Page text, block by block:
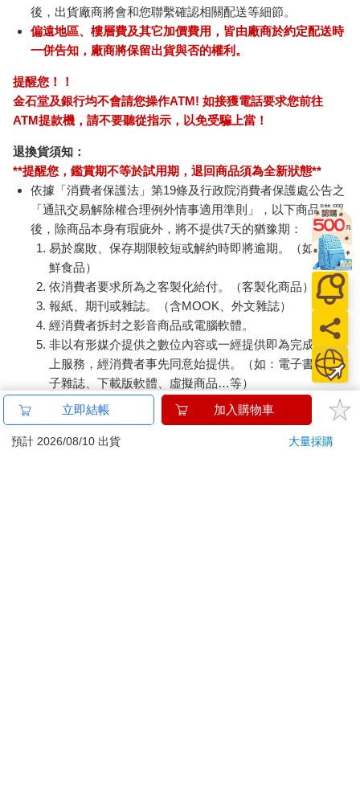
後，出貨廠商將會和您聯繫確認相關配送等細節。
偏遠地區、樓層費及其它加價費用，皆由廠商於約定配送時
一併告知，廠商將保留出貨與否的權利。
提醒您！！
金石堂及銀行均不會請您操作ATM! 如接獲電話要求您前往
ATM提款機，請不要聽從指示，以免受騙上當！
退換貨須知：
**提醒您，鑑賞期不等於試用期，退回商品須為全新狀態**
依據「消費者保護法」第19條及行政院消費者保護處公告之
「通訊交易解除權合理例外情事適用準則」，以下商品購買
後，除商品本身有瑕疵外，將不提供7天的猶豫期：
易於腐敗、保存期限較短或解約時即將逾期。（如：生
鮮食品）
依消費者要求所為之客製化給付。（客製化商品）
報紙、期刊或雜誌。（含MOOK、外文雜誌）
經消費者拆封之影音商品或電腦軟體。
非以有形媒介提供之數位內容或一經提供即為完成之線
上服務，經消費者事先同意始提供。（如：電子書、電
子雜誌、下載版軟體、虛擬商品…等）
已拆封之個人衛生用品。（如：內衣褲、刮鬍刀、除毛
刀…等）
若非上列種類商品，均享有到貨7天的猶豫期（含例假
立即結帳 加入購物車
預計 2026/08/10 出貨 大量採購